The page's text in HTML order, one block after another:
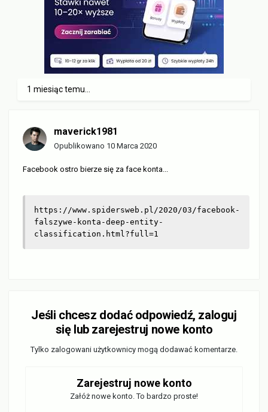
1 miesiąc temu...
maverick1981
Opublikowano 10 Marca 2020
Facebook ostro bierze się za face konta...
https://www.spidersweb.pl/2020/03/facebook-
falszywe-konta-deep-entity-
classification.html?full=1
Jeśli chcesz dodać odpowiedź, zaloguj
się lub zarejestruj nowe konto
Tylko zalogowani użytkownicy mogą dodawać komentarze.
Zarejestruj nowe konto
Załóż nowe konto. To bardzo proste!